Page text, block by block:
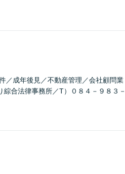
／成年後見／不動産管理／会社顧問業
合法律事務所／T）０８４－９８３－